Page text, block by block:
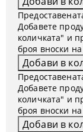
Добавете
количката" и
броя вноски
Добавете
количката" и
броя вноски